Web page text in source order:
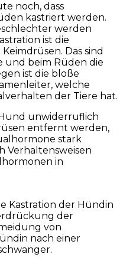
noch, dass
kastriert werden.
werden
ist die
Das sind
und beim Rüden die
ist die bloße
welche
der Tiere hat.
unwiderruflich
entfernt werden,
stark
Verhaltensweisen
in
Kastration der Hündin
der
von
nach einer